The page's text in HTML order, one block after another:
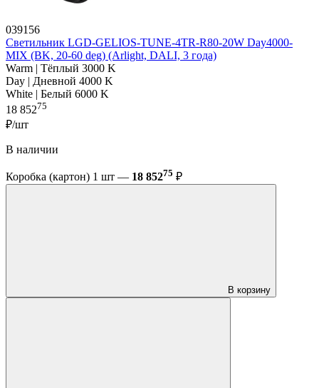
039156
Светильник LGD-GELIOS-TUNE-4TR-R80-20W Day4000-
MIX (BK, 20-60 deg) (Arlight, DALI, 3 года)
Warm | Тёплый 3000 K
Day | Дневной 4000 K
White | Белый 6000 K
18 85275
₽/шт
В наличии
Коробка (картон) 1 шт — 18 85275 ₽
В корзину